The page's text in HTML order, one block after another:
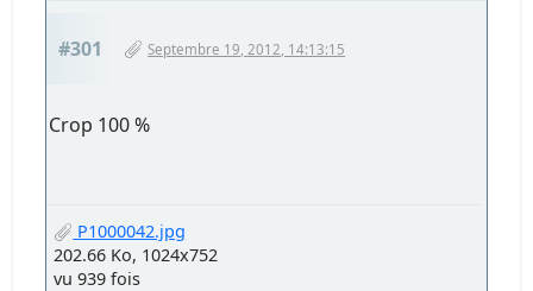
#301 Septembre 19, 2012, 14:13:15
Crop 100 %
P1000042.jpg
202.66 Ko, 1024x752
vu 939 fois